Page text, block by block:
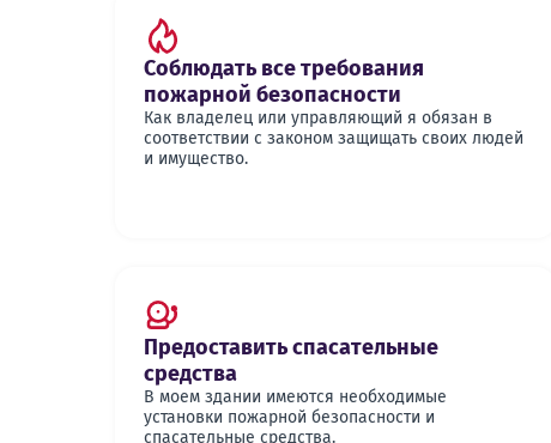
Соблюдать все требования
пожарной безопасности
Как владелец или управляющий я обязан в
соответствии с законом защищать своих людей
и имущество.
Предоставить спасательные
средства
В моем здании имеются необходимые
установки пожарной безопасности и
спасательные средства.